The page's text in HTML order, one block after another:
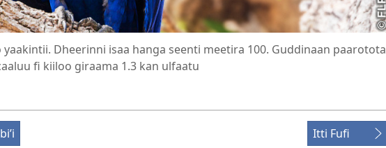
yaakintii. Dheerinni isaa hanga seenti meetira 100. Guddinaan paarotota
fi kiiloo giraama 1.3 kan ulfaatu
Itti Fufi